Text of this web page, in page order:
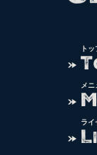
ト
T
メ
M
ライ
L